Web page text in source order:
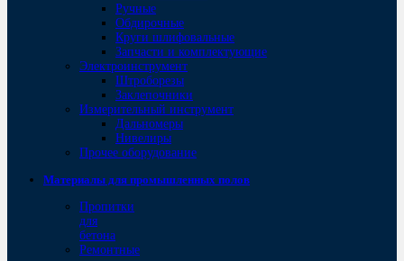
Ручные
Обдирочные
Круги шлифовальные
Запчасти и комплектующие
Электроинструмент
Штроборезы
Заклепочники
Измерительный инструмент
Дальномеры
Нивелиры
Прочее оборудование
Материалы для промышленных полов
Пропитки
для
бетона
Ремонтные